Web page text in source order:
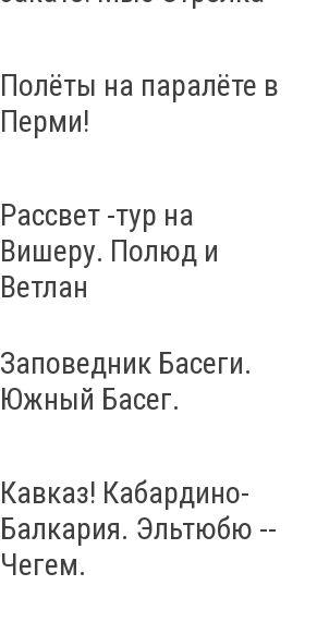
Полёты на паралёте в
Перми!
Рассвет -тур на
Вишеру. Полюд и
Ветлан
Заповедник Басеги.
Южный Басег.
Кавказ! Кабардино-
Балкария. Эльтюбю --
Чегем.